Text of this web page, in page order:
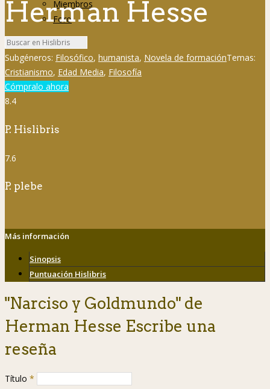
Miembros
Foro
Herman Hesse
Subgéneros: Filosófico, humanista, Novela de formaciónTemas:
Cristianismo, Edad Media, Filosofía
Cómpralo ahora
8.4
P. Hislibris
7.6
P. plebe
Más información
Sinopsis
Puntuación Hislibris
"Narciso y Goldmundo" de
Herman Hesse Escribe una
reseña
Título *